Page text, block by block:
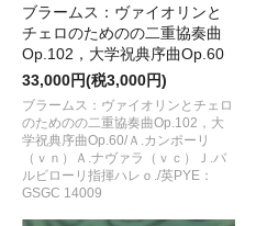
ブラームス：ヴァイオリンと
チェロのためのの二重協奏曲
Op.102，大学祝典序曲Op.60
33,000円(税3,000円)
ブラームス：ヴァイオリンとチェロ
のためのの二重協奏曲Op.102，大
学祝典序曲Op.60/Ａ.カンポーリ
（ｖｎ）Ａ.ナヴァラ（ｖｃ）Ｊ.バ
ルビローリ指揮ハレｏ./英PYE：
GSGC 14009